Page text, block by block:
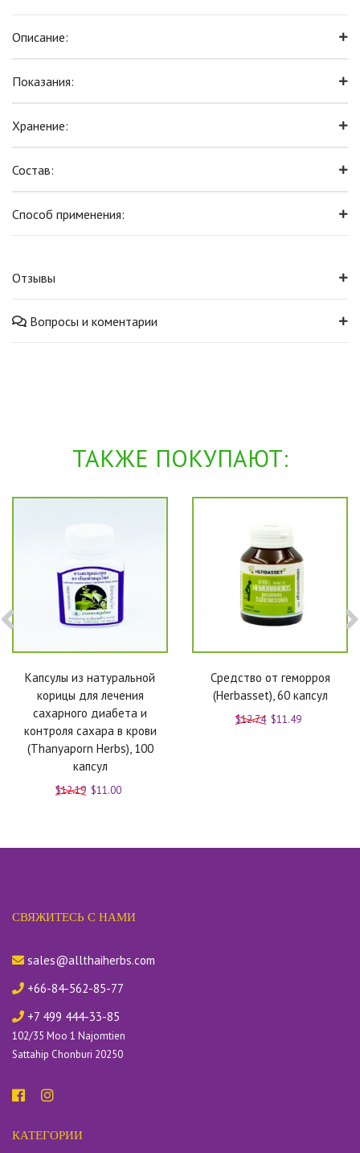
Описание:
Показания:
Хранение:
Состав:
Способ применения:
Отзывы
Вопросы и коментарии
ТАКЖЕ ПОКУПАЮТ:
Капсулы из натуральной
корицы для лечения
сахарного диабета и
контроля сахара в крови
(Thanyaporn Herbs), 100
капсул
$12.19 $11.00
Средство от геморроя
(Herbasset), 60 капсул
$12.74 $11.49
СВЯЖИТЕСЬ С НАМИ
sales@allthaiherbs.com
+66-84-562-85-77
+7 499 444-33-85
102/35 Moo 1 Najomtien
Sattahip Chonburi 20250
КАТЕГОРИИ